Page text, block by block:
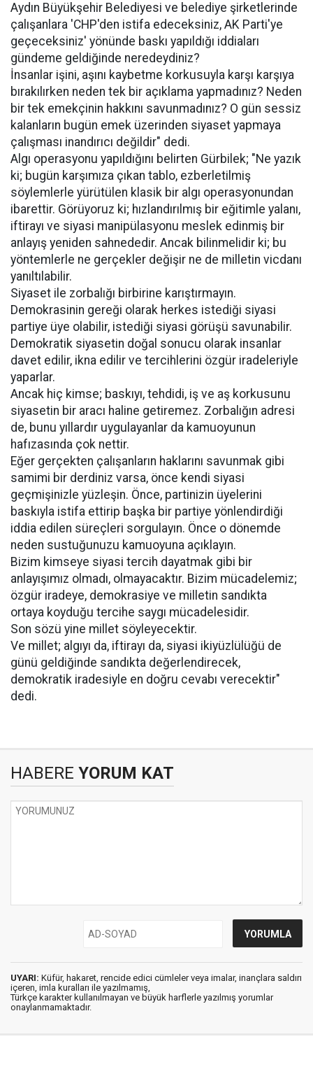
Aydın Büyükşehir Belediyesi ve belediye şirketlerinde
çalışanlara 'CHP'den istifa edeceksiniz, AK Parti'ye
geçeceksiniz' yönünde baskı yapıldığı iddiaları
gündeme geldiğinde neredeydiniz?
İnsanlar işini, aşını kaybetme korkusuyla karşı karşıya
bırakılırken neden tek bir açıklama yapmadınız? Neden
bir tek emekçinin hakkını savunmadınız? O gün sessiz
kalanların bugün emek üzerinden siyaset yapmaya
çalışması inandırıcı değildir" dedi.
Algı operasyonu yapıldığını belirten Gürbilek; "Ne yazık
ki; bugün karşımıza çıkan tablo, ezberletilmiş
söylemlerle yürütülen klasik bir algı operasyonundan
ibarettir. Görüyoruz ki; hızlandırılmış bir eğitimle yalanı,
iftirayı ve siyasi manipülasyonu meslek edinmiş bir
anlayış yeniden sahnededir. Ancak bilinmelidir ki; bu
yöntemlerle ne gerçekler değişir ne de milletin vicdanı
yanıltılabilir.
Siyaset ile zorbalığı birbirine karıştırmayın.
Demokrasinin gereği olarak herkes istediği siyasi
partiye üye olabilir, istediği siyasi görüşü savunabilir.
Demokratik siyasetin doğal sonucu olarak insanlar
davet edilir, ikna edilir ve tercihlerini özgür iradeleriyle
yaparlar.
Ancak hiç kimse; baskıyı, tehdidi, iş ve aş korkusunu
siyasetin bir aracı haline getiremez. Zorbalığın adresi
de, bunu yıllardır uygulayanlar da kamuoyunun
hafızasında çok nettir.
Eğer gerçekten çalışanların haklarını savunmak gibi
samimi bir derdiniz varsa, önce kendi siyasi
geçmişinizle yüzleşin. Önce, partinizin üyelerini
baskıyla istifa ettirip başka bir partiye yönlendirdiği
iddia edilen süreçleri sorgulayın. Önce o dönemde
neden sustuğunuzu kamuoyuna açıklayın.
Bizim kimseye siyasi tercih dayatmak gibi bir
anlayışımız olmadı, olmayacaktır. Bizim mücadelemiz;
özgür iradeye, demokrasiye ve milletin sandıkta
ortaya koyduğu tercihe saygı mücadelesidir.
Son sözü yine millet söyleyecektir.
Ve millet; algıyı da, iftirayı da, siyasi ikiyüzlülüğü de
günü geldiğinde sandıkta değerlendirecek,
demokratik iradesiyle en doğru cevabı verecektir"
dedi.
HABERE YORUM KAT
UYARI: Küfür, hakaret, rencide edici cümleler veya imalar, inançlara saldırı
içeren, imla kuralları ile yazılmamış,
Türkçe karakter kullanılmayan ve büyük harflerle yazılmış yorumlar
onaylanmamaktadır.